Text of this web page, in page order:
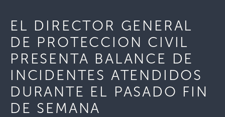
EL DIRECTOR GENERAL
DE PROTECCION CIVIL
PRESENTA BALANCE DE
INCIDENTES ATENDIDOS
DURANTE EL PASADO FIN
DE SEMANA